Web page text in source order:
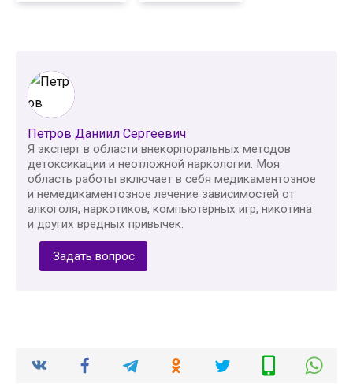
Петров Даниил Сергеевич
Я эксперт в области внекорпоральных методов
детоксикации и неотложной наркологии. Моя
область работы включает в себя медикаментозное
и немедикаментозное лечение зависимостей от
алкоголя, наркотиков, компьютерных игр, никотина
и других вредных привычек.
Задать вопрос